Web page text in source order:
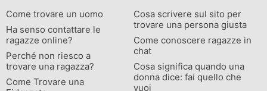
Come trovare un uomo
Ha senso contattare le
ragazze online?
Perché non riesco a
trovare una ragazza?
Come Trovare una
Cosa scrivere sul sito per
trovare una persona giusta
Come conoscere ragazze in
chat
Cosa significa quando una
donna dice: fai quello che
vuoi